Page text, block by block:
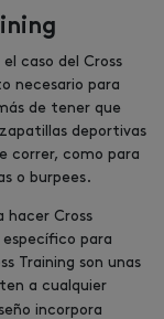
caso del Cross
necesario para
de tener que
deportivas
correr, como para
o burpees.
hacer Cross
para
Training son unas
a cualquier
incorpora